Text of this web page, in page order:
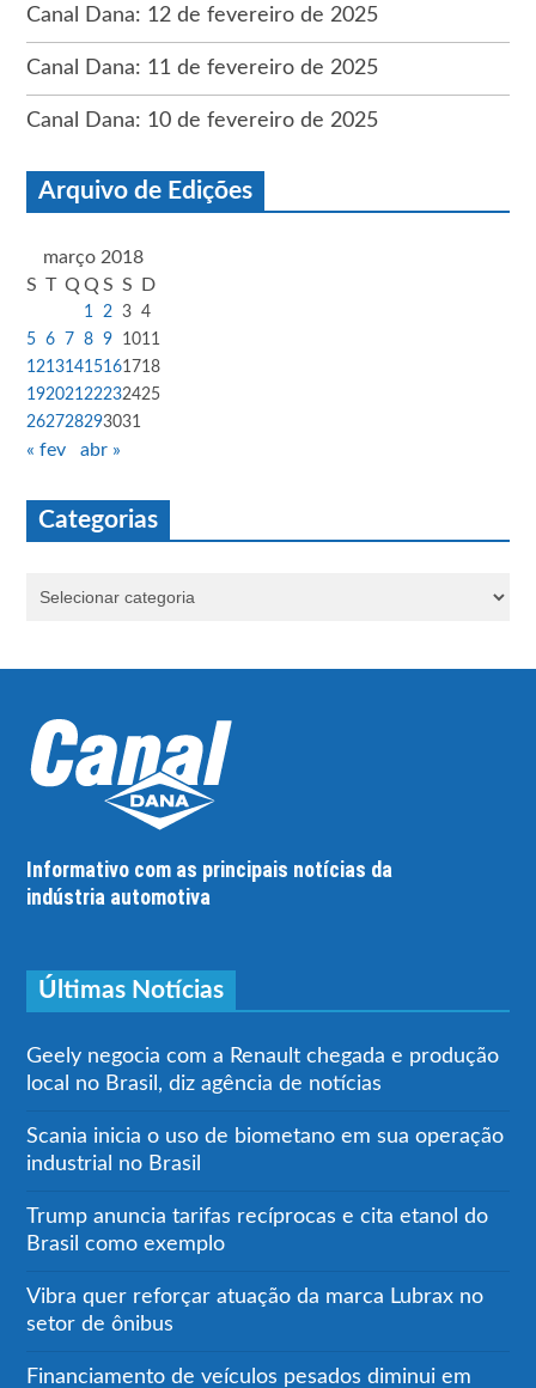
Canal Dana: 12 de fevereiro de 2025
Canal Dana: 11 de fevereiro de 2025
Canal Dana: 10 de fevereiro de 2025
Arquivo de Edições
março 2018
S T Q Q S S D
1 2 3 4
5 6 7 8 9 1011
12131415161718
192021 22232425
262728293031
« fev abr »
Categorias
Informativo com as principais notícias da
indústria automotiva
Últimas Notícias
Geely negocia com a Renault chegada e produção
local no Brasil, diz agência de notícias
Scania inicia o uso de biometano em sua operação
industrial no Brasil
Trump anuncia tarifas recíprocas e cita etanol do
Brasil como exemplo
Vibra quer reforçar atuação da marca Lubrax no
setor de ônibus
Financiamento de veículos pesados diminui em